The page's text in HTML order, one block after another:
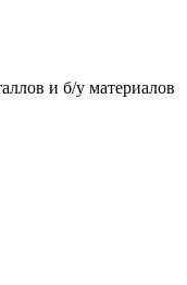
и б/у материалов